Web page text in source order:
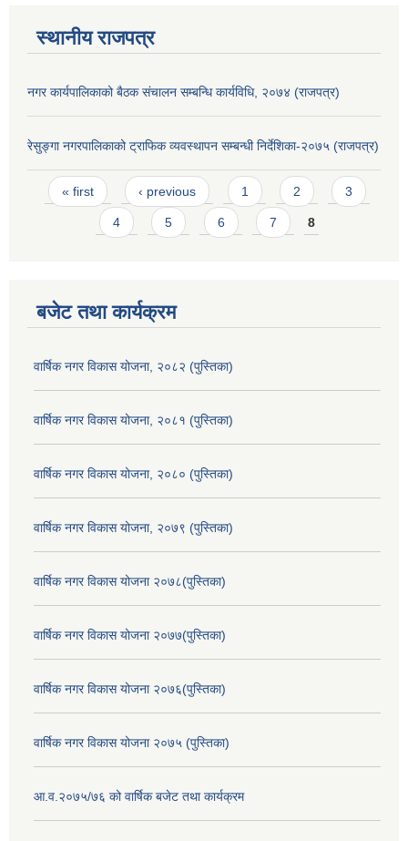
स्थानीय राजपत्र
नगर कार्यपालिकाको बैठक संचालन सम्बन्धि कार्यविधि, २०७४ (राजपत्र)
रेसुङ्गा नगरपालिकाको ट्राफिक व्यवस्थापन सम्बन्धी निर्देशिका-२०७५ (राजपत्र)
Pages
« first ‹ previous 1 2 3
4 5 6 7 8
बजेट तथा कार्यक्रम
वार्षिक नगर विकास योजना, २०८२ (पुस्तिका)
वार्षिक नगर विकास योजना, २०८१ (पुस्तिका)
वार्षिक नगर विकास योजना, २०८० (पुस्तिका)
वार्षिक नगर विकास योजना, २०७९ (पुस्तिका)
वार्षिक नगर विकास योजना २०७८(पुस्तिका)
वार्षिक नगर विकास योजना २०७७(पुस्तिका)
वार्षिक नगर विकास योजना २०७६(पुस्तिका)
वार्षिक नगर विकास योजना २०७५ (पुस्तिका)
आ.व.२०७५/७६ को वार्षिक बजेट तथा कार्यक्रम